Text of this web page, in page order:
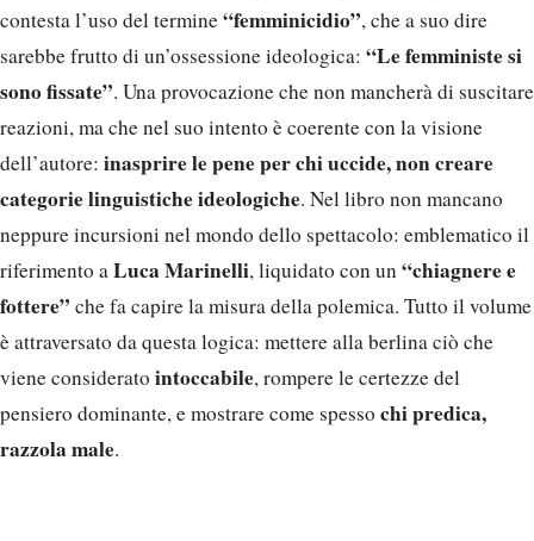
contesta l’uso del termine“femminicidio”, che a suo dire
sarebbe frutto di un’ossessione ideologica: “Le femministe si
sono fissate”. Una provocazione che non mancherà di suscitare
reazioni, ma che nel suo intento è coerente con la visione
dell’autore: inasprire le pene per chi uccide, non creare
categorie linguistiche ideologiche. Nel libro non mancano
neppure incursioni nel mondo dello spettacolo: emblematico il
riferimento aLuca Marinelli, liquidato con un“chiagnere e
fottere” che fa capire la misura della polemica. Tutto il volume
è attraversato da questa logica: mettere alla berlina ciò che
viene considerato intoccabile, rompere le certezze del
pensiero dominante, e mostrare come spesso chi predica,
razzola male.